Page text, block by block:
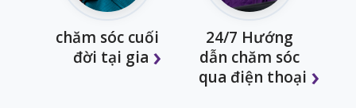
chăm sóc cuối
đời tại gia
24/7 Hướng
dẫn chăm sóc
qua điện thoại